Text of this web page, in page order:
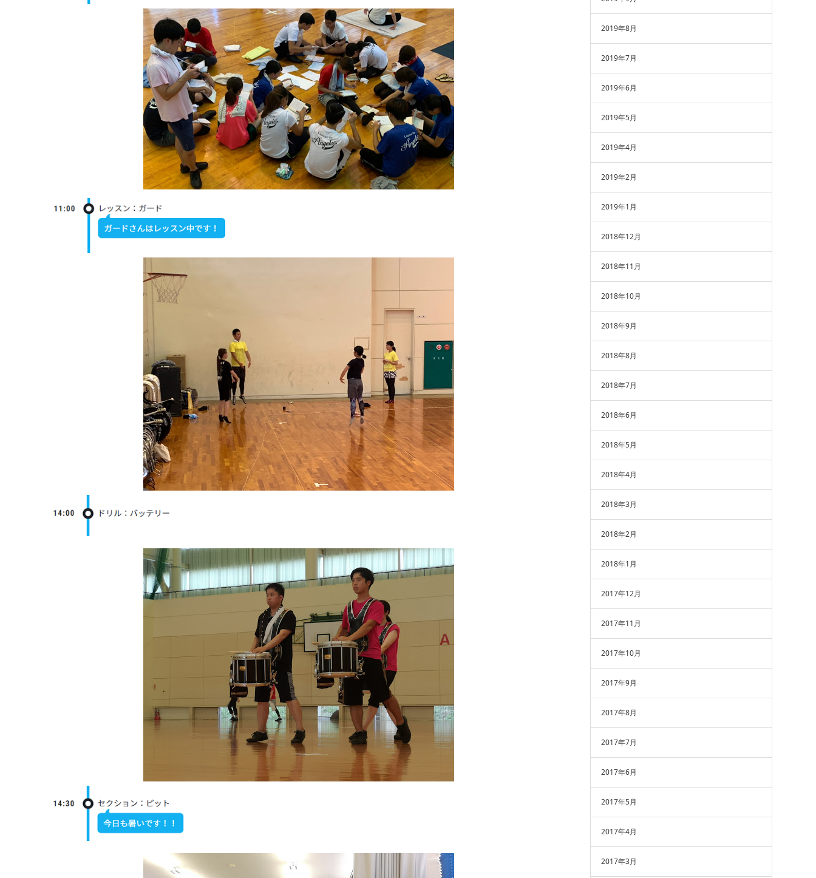
2019年8月
2019年7月
2019年6月
2019年5月
2019年4月
2019年2月
2019年1月
2018年12月
2018年11月
2018年10月
2018年9月
2018年8月
2018年7月
2018年6月
2018年5月
2018年4月
2018年3月
2018年2月
2018年1月
2017年12月
2017年11月
2017年10月
2017年9月
2017年8月
2017年7月
2017年6月
2017年5月
2017年4月
2017年3月